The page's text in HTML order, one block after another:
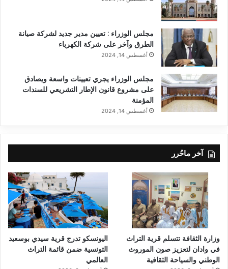
مجلس الوزراء : تعيين مدير جديد لشركة صيانة
الطرق وآخر على شركة الكهرباء
أغسطس 14, 2024
مجلس الوزراء يجري تعيينات واسعة ويصادق
على مشروع قانون الإطار التشريعي للسندات
المؤمنة
أغسطس 14, 2024
آخر ماحُرر
وزارة الثقافة تتسلم قرية التراث
في وادان لتعزيز صون الموروث
الوطني والسياحة الثقافية
اليونسكو تدرج قرية سيدي بوسعيد
التونسية ضمن قائمة التراث
العالمي